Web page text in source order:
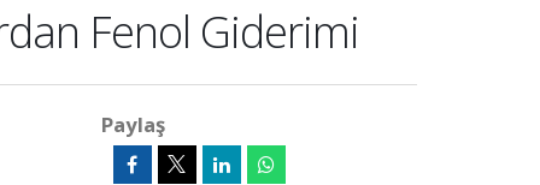
Fenol Giderimi
Paylaş